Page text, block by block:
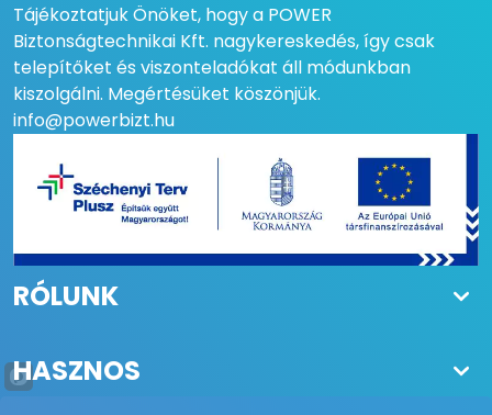
Tájékoztatjuk Önöket, hogy a POWER
Biztonságtechnikai Kft. nagykereskedés, így csak
telepítőket és viszonteladókat áll módunkban
kiszolgálni. Megértésüket köszönjük.
info@powerbizt.hu
RÓLUNK
HASZNOS